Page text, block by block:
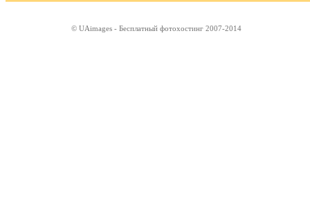
© UAimages - Бесплатный фотохостинг 2007-2014